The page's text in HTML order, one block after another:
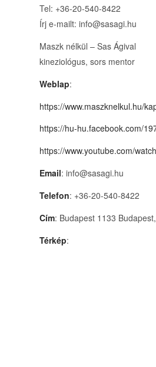
Tel: +36-20-540-8422
Írj e-mailt: info@sasagi.hu
Maszk nélkül – Sas Ágival
kineziológus, sors mentor
Weblap:
https://www.maszknelkul.hu/
https://hu-hu.facebook.com/
https://www.youtube.com/
Email: info@sasagi.hu
Telefon: +36-20-540-8422
Cím: Budapest 1133
Térkép: